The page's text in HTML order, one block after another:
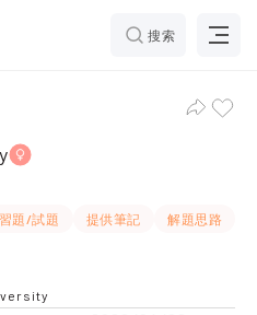
搜索
To Kwa Wan Tuition
題/試題 提供筆記 解題思路